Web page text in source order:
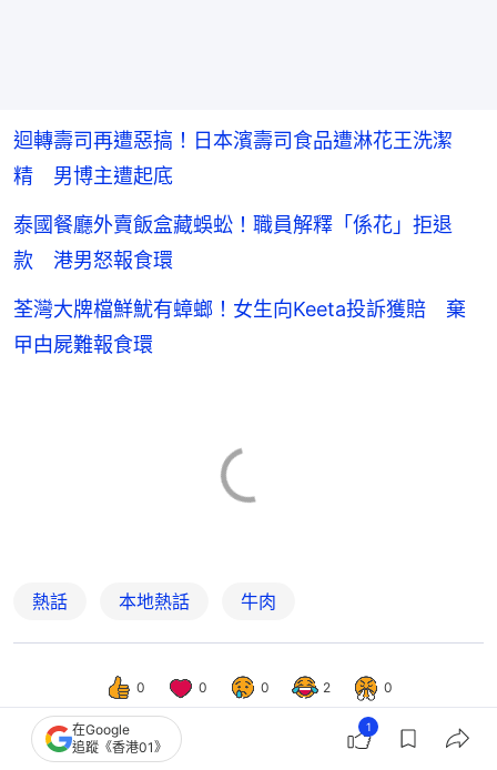
迴轉壽司再遭惡搞！日本濱壽司食品遭淋花王洗潔
精 男博主遭起底
泰國餐廳外賣飯盒藏蜈蚣！職員解釋「係花」拒退
款 港男怒報食環
荃灣大牌檔鮮魷有蟑螂！女生向Keeta投訴獲賠 棄
曱甴屍難報食環
熱話 本地熱話 牛肉
0 0 0 2 0
在Google
追蹤《香港01》
1